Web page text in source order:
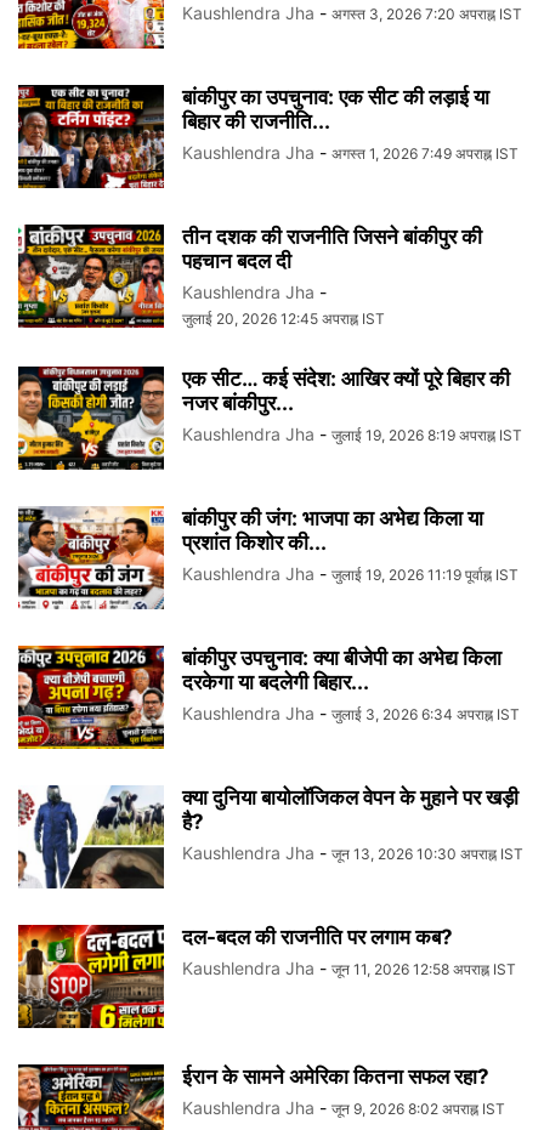
Kaushlendra Jha - अगस्त 3, 2026 7:20 अपराह्न IST
बांकीपुर का उपचुनाव: एक सीट की लड़ाई या
बिहार की राजनीति...
Kaushlendra Jha - अगस्त 1, 2026 7:49 अपराह्न IST
तीन दशक की राजनीति जिसने बांकीपुर की
पहचान बदल दी
Kaushlendra Jha -
जुलाई 20, 2026 12:45 अपराह्न IST
एक सीट… कई संदेश: आखिर क्यों पूरे बिहार की
नजर बांकीपुर...
Kaushlendra Jha - जुलाई 19, 2026 8:19 अपराह्न IST
बांकीपुर की जंग: भाजपा का अभेद्य किला या
प्रशांत किशोर की...
Kaushlendra Jha - जुलाई 19, 2026 11:19 पूर्वाह्न IST
बांकीपुर उपचुनाव: क्या बीजेपी का अभेद्य किला
दरकेगा या बदलेगी बिहार...
Kaushlendra Jha - जुलाई 3, 2026 6:34 अपराह्न IST
क्या दुनिया बायोलॉजिकल वेपन के मुहाने पर खड़ी
है?
Kaushlendra Jha - जून 13, 2026 10:30 अपराह्न IST
दल-बदल की राजनीति पर लगाम कब?
Kaushlendra Jha - जून 11, 2026 12:58 अपराह्न IST
ईरान के सामने अमेरिका कितना सफल रहा?
Kaushlendra Jha - जून 9, 2026 8:02 अपराह्न IST